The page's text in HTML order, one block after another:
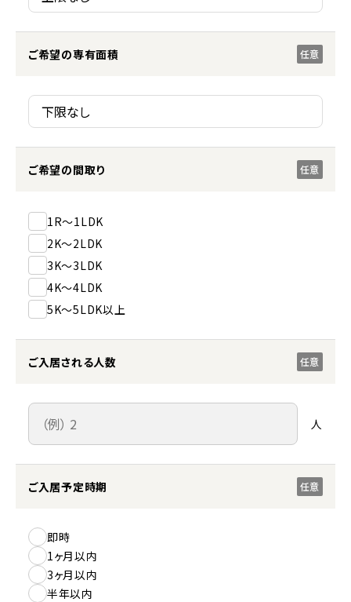
ご希望の専有面積 任意
ご希望の間取り 任意
1R～1LDK
2K～2LDK
3K～3LDK
4K～4LDK
5K～5LDK以上
ご入居される人数 任意
人
ご入居予定時期 任意
即時
1ヶ月以内
3ヶ月以内
半年以内